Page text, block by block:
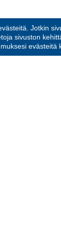
Jotkin
sivuston
evästeitä